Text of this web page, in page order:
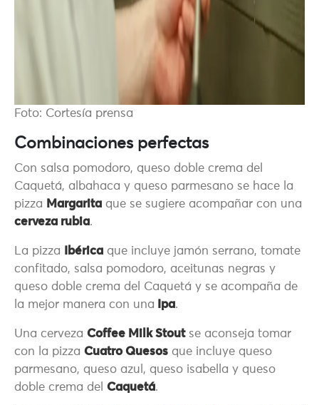
Foto: Cortesía prensa
Combinaciones perfectas
Con salsa pomodoro, queso doble crema del
Caquetá, albahaca y queso parmesano se hace la
pizza Margarita que se sugiere acompañar con una
cerveza rubia.
La pizza Ibérica que incluye jamón serrano, tomate
confitado, salsa pomodoro, aceitunas negras y
queso doble crema del Caquetá y se acompaña de
la mejor manera con una Ipa.
Una cerveza Coffee Milk Stoutse aconseja tomar
con la pizza Cuatro Quesos que incluye queso
parmesano, queso azul, queso isabella y queso
doble crema del Caquetá.